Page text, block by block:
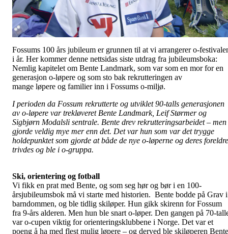
Fossums 100 års jubileum er grunnen til at vi arrangerer o-
i år. Her kommer denne nettsidas siste utdrag fra jubileumsboka:
Nemlig kapitelet om Bente Landmark, som var som en mor for en
generasjon o-løpere og som sto bak rekrutteringen av
mange løpere og familier inn i Fossums o-miljø.
I perioden da Fossum rekrutterte og utviklet 90-talls generasjonen
av o-løpere var trekløveret Bente Landmark, Leif Størmer og
Sigbjørn Modalsli sentrale. Bente drev rekrutteringsarbeidet – men
gjorde veldig mye mer enn det. Det var hun som var det trygge
holdepunktet som gjorde at både de nye o-løperne og deres foreldre
trivdes og ble i o-gruppa.
Ski, orientering og fotball
Vi fikk en prat med Bente, og som seg hør og bør i en 100-
årsjubileumsbok må vi starte med historien. Bente bodde på Grav i
barndommen, og ble tidlig skiløper. Hun gikk skirenn for Fossum
fra 9-års alderen. Men hun ble snart o-løper. Den gangen på 70-
var o-cupen viktig for orienteringsklubbene i Norge. Det var et
poeng å ha med flest mulig løpere – og derved ble skiløperen Bente